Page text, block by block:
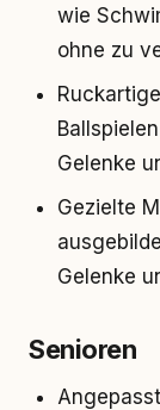
wie
ohne zu
Gelenke
Gezielte
Gelenke
Senioren